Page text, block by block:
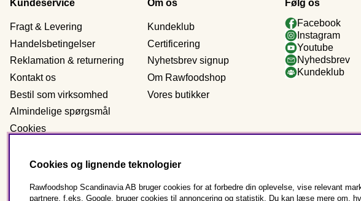
Kundeservice
Fragt & Levering
Handelsbetingelser
Reklamation & returnering
Kontakt os
Bestil som virksomhed
Almindelige spørgsmål
Cookies
Om os
Kundeklub
Certificering
Nyhetsbrev signup
Om Rawfoodshop
Vores butikker
Følg os
Facebook
Instagram
Youtube
Nyhedsbrev
Kundeklub
Danmark
Cookies og lignende teknologier
Rawfoodshop Scandinavia AB bruger cookies for at forbedre din oplevelse, vise relevant
partnere, f.eks. Google, bruger cookies til annoncering og statistik. Du kan læse mere om,